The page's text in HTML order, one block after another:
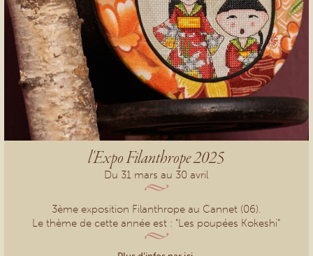
l'Expo Filanthrope 2025
Du 31 mars au 30 avril
3ème exposition Filanthrope au Cannet (06).
Le thème de cette année est : "Les poupées Kokeshi"